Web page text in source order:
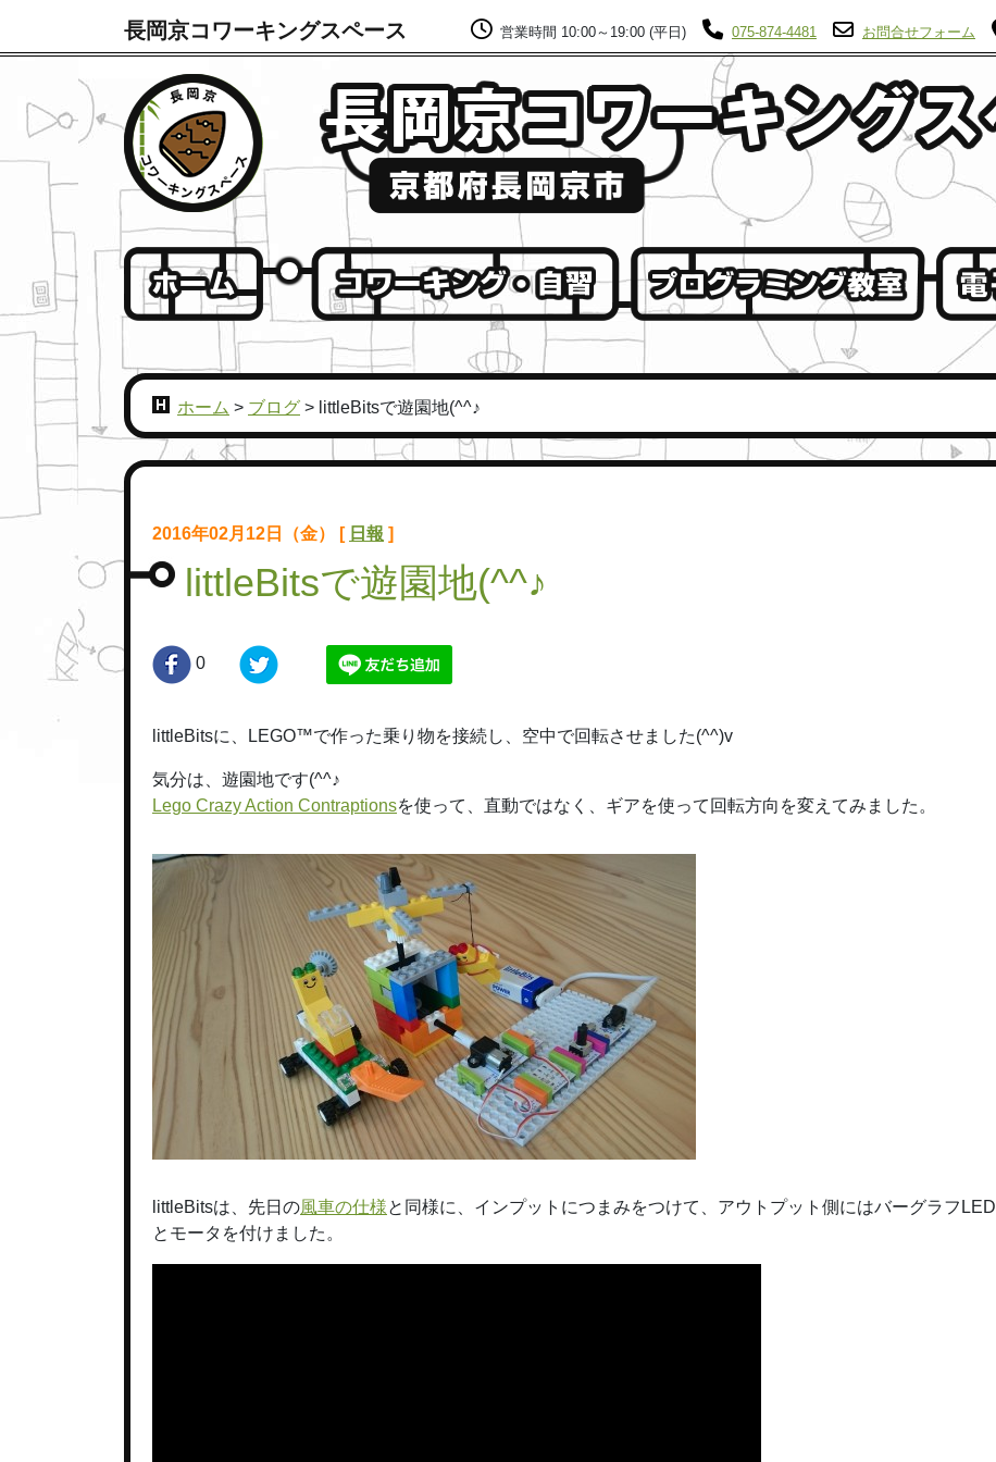
長岡京コワーキングスペース 営業時間 10:00～19:00 (平日) 075-874-4481 お問合せフォーム
ホーム > ブログ > littleBitsで遊園地(^^♪
2016年02月12日（金） [ 日報 ]
littleBitsで遊園地(^^♪
0
littleBitsに、LEGO™で作った乗り物を接続し、空中で回転させました(^^)v
気分は、遊園地です(^^♪
Lego Crazy Action Contraptionsを使って、直動ではなく、ギアを使って回転方向を変えてみました。
littleBitsは、先日の風車の仕様と同様に、インプットにつまみをつけて、アウトプット側にはバーグラフLED
とモータを付けました。